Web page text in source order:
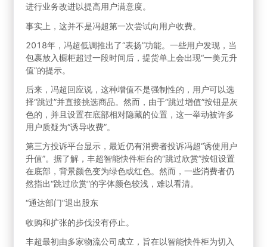
进行业务改进以提高用户满意度。
事实上，这并不是冯超第一次尝试向用户收费。
2018年，冯超低调推出了“表扬”功能。一些用户发现，当
包裹放入橱柜超过一段时间后，提货单上会出现“一美元升
值”的提示。
后来，冯超回应说，这种增值不是强制性的，用户可以选
择“跳过”并直接挑选商品。然而，由于“跳过增值”按钮是灰
色的，并且设置在底部相对隐藏的位置，这一举动被许多
用户质疑为“诱导收费”。
第三方投诉平台显示，最近仍有消费者投诉冯超“诱使用户
升值”。据了解，丰超智能快件柜台的“跳过欣赏”按钮设置
在底部，背景颜色变为绿色或红色。然而，一些消费者仍
然指出“跳过欣赏”的字体颜色较浅，难以看清。
“通达部门”退出股东
收购和扩张的步伐没有停止。
丰超最初由多家物流公司成立，旨在以智能快件柜为切入